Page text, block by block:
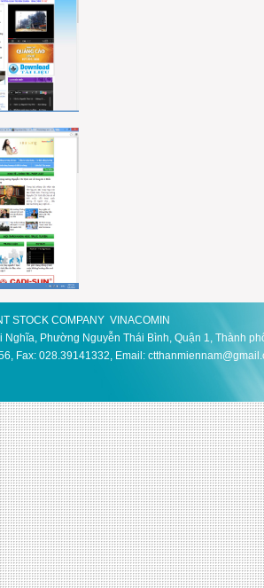
STOCK COMPANY VINACOMIN
Phường Nguyễn Thái Bình, Quận 1, Thành
Fax: 028.39141332, Email: